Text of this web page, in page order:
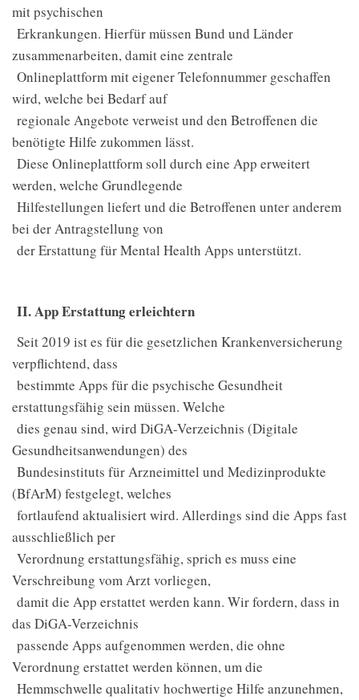
mit psychischen
Erkrankungen. Hierfür müssen Bund und Länder
zusammenarbeiten, damit eine zentrale
Onlineplattform mit eigener Telefonnummer geschaffen
wird, welche bei Bedarf auf
regionale Angebote verweist und den Betroffenen die
benötigte Hilfe zukommen lässt.
Diese Onlineplattform soll durch eine App erweitert
werden, welche Grundlegende
Hilfestellungen liefert und die Betroffenen unter anderem
bei der Antragstellung von
der Erstattung für Mental Health Apps unterstützt.
II. App Erstattung erleichtern
Seit 2019 ist es für die gesetzlichen Krankenversicherung
verpflichtend, dass
bestimmte Apps für die psychische Gesundheit
erstattungsfähig sein müssen. Welche
dies genau sind, wird DiGA-Verzeichnis (Digitale
Gesundheitsanwendungen) des
Bundesinstituts für Arzneimittel und Medizinprodukte
(BfArM) festgelegt, welches
fortlaufend aktualisiert wird. Allerdings sind die Apps fast
ausschließlich per
Verordnung erstattungsfähig, sprich es muss eine
Verschreibung vom Arzt vorliegen,
damit die App erstattet werden kann. Wir fordern, dass in
das DiGA-Verzeichnis
passende Apps aufgenommen werden, die ohne
Verordnung erstattet werden können, um die
Hemmschwelle qualitativ hochwertige Hilfe anzunehmen,